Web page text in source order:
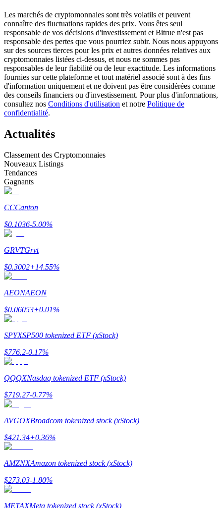
Devenez un trader de copie
Profitez du partage des bénéfices et des commissions de copy
trading
Stratégies de trading
Apprenez à rester rentable
Les marchés de cryptomonnaies sont très volatils et peuvent
connaître des fluctuations rapides des prix. Vous êtes seul
responsable de vos décisions d'investissement et Bitrue n'est pas
responsable des pertes que vous pourriez subir. Nous nous appuyons
sur des sources tierces pour les prix et autres données relatives aux
cryptomonnaies listées ci-dessus, et nous ne sommes pas
responsables de leur fiabilité ou de leur exactitude. Les informations
fournies sur cette plateforme et tout matériel associé sont à des fins
d'information uniquement et ne doivent pas être considérées comme
des conseils financiers ou d'investissement. Pour plus d'informations,
consultez nos Conditions d'utilisation et notre Politique de
confidentialité.
Actualités
Classement des Cryptomonnaies
Nouveaux Listings
Tendances
Gagnants
CCCanton
$0.1036-5.00%
GRVTGrvt
$0.3002+14.55%
AEONAEON
$0.06053+0.01%
SPYXSP500 tokenized ETF (xStock)
$776.2-0.17%
QQQXNasdaq tokenized ETF (xStock)
$719.27-0.77%
AVGOXBroadcom tokenized stock (xStock)
$421.34+0.36%
AMZNXAmazon tokenized stock (xStock)
$273.03-1.80%
METAXMeta tokenized stock (xStock)